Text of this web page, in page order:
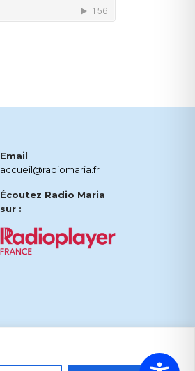
Email
accueil@radiomaria.fr
Écoutez Radio Maria
sur :